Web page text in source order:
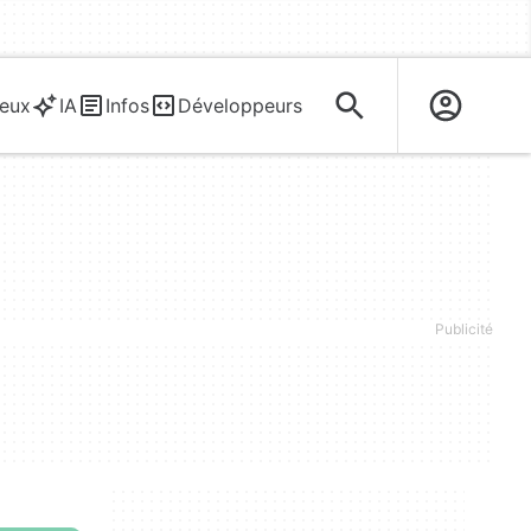
IA Infos Développeurs